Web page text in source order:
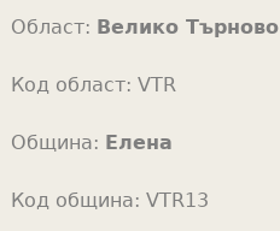
Област: Велико Търново
Код област: VTR
Община: Елена
Код община: VTR13